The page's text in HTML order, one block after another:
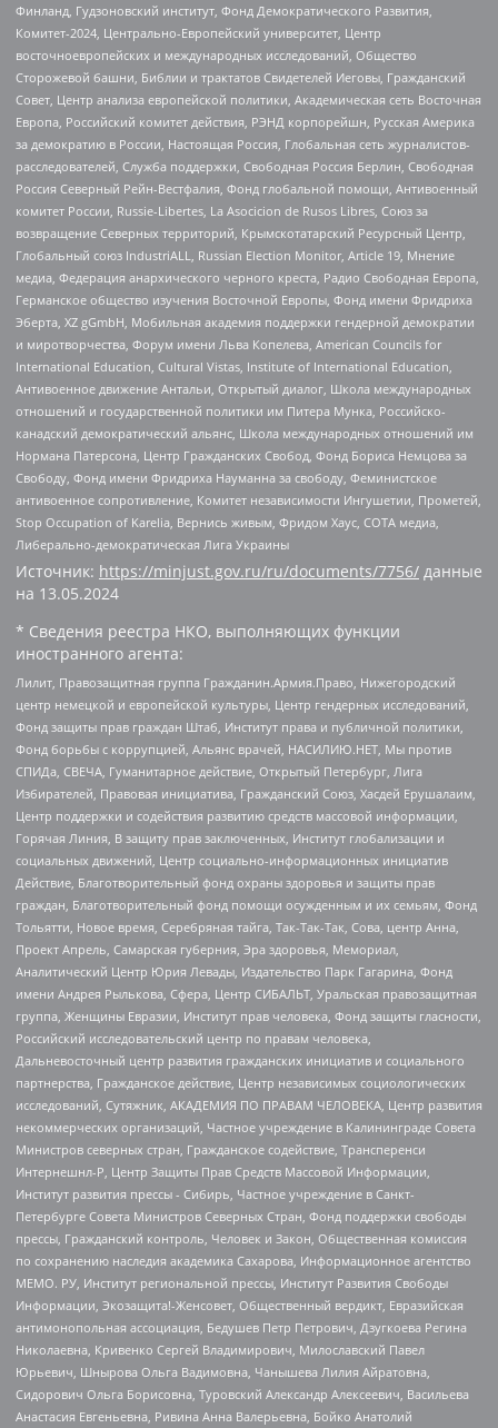
Финланд, Гудзоновский институт, Фонд Демократического Развития,
Комитет-2024, Центрально-Европейский университет, Центр
восточноевропейских и международных исследований, Общество
Сторожевой башни, Библии и трактатов Свидетелей Иеговы, Гражданский
Совет, Центр анализа европейской политики, Академическая сеть Восточная
Европа, Российский комитет действия, РЭНД корпорейшн, Русская Америка
за демократию в России, Настоящая Россия, Глобальная сеть журналистов-
расследователей, Служба поддержки, Свободная Россия Берлин, Свободная
Россия Северный Рейн-Вестфалия, Фонд глобальной помощи, Антивоенный
комитет России, Russie-Libertes, La Asocicion de Rusos Libres, Союз за
возвращение Северных территорий, Крымскотатарский Ресурсный Центр,
Глобальный союз IndustriALL, Russian Election Monitor, Article 19, Мнение
медиа, Федерация анархического черного креста, Радио Свободная Европа,
Германское общество изучения Восточной Европы, Фонд имени Фридриха
Эберта, XZ gGmbH, Мобильная академия поддержки гендерной демократии
и миротворчества, Форум имени Льва Копелева, American Councils for
International Education, Cultural Vistas, Institute of International Education,
Антивоенное движение Антальи, Открытый диалог, Школа международных
отношений и государственной политики им Питера Мунка, Российско-
канадский демократический альянс, Школа международных отношений им
Нормана Патерсона, Центр Гражданских Свобод, Фонд Бориса Немцова за
Свободу, Фонд имени Фридриха Науманна за свободу, Феминистское
антивоенное сопротивление, Комитет независимости Ингушетии, Прометей,
Stop Occupation of Karelia, Вернись живым, Фридом Хаус, СОТА медиа,
Либерально-демократическая Лига Украины
Источник: https://minjust.gov.ru/ru/documents/7756/ данные
на 13.05.2024
* Сведения реестра НКО, выполняющих функции
иностранного агента:
Лилит, Правозащитная группа Гражданин.Армия.Право, Нижегородский
центр немецкой и европейской культуры, Центр гендерных исследований,
Фонд защиты прав граждан Штаб, Институт права и публичной политики,
Фонд борьбы с коррупцией, Альянс врачей, НАСИЛИЮ.НЕТ, Мы против
СПИДа, СВЕЧА, Гуманитарное действие, Открытый Петербург, Лига
Избирателей, Правовая инициатива, Гражданский Союз, Хасдей Ерушалаим,
Центр поддержки и содействия развитию средств массовой информации,
Горячая Линия, В защиту прав заключенных, Институт глобализации и
социальных движений, Центр социально-информационных инициатив
Действие, Благотворительный фонд охраны здоровья и защиты прав
граждан, Благотворительный фонд помощи осужденным и их семьям, Фонд
Тольятти, Новое время, Серебряная тайга, Так-Так-Так, Сова, центр Анна,
Проект Апрель, Самарская губерния, Эра здоровья, Мемориал,
Аналитический Центр Юрия Левады, Издательство Парк Гагарина, Фонд
имени Андрея Рылькова, Сфера, Центр СИБАЛЬТ, Уральская правозащитная
группа, Женщины Евразии, Институт прав человека, Фонд защиты гласности,
Российский исследовательский центр по правам человека,
Дальневосточный центр развития гражданских инициатив и социального
партнерства, Гражданское действие, Центр независимых социологических
исследований, Сутяжник, АКАДЕМИЯ ПО ПРАВАМ ЧЕЛОВЕКА, Центр развития
некоммерческих организаций, Частное учреждение в Калининграде Совета
Министров северных стран, Гражданское содействие, Трансперенси
Интернешнл-Р, Центр Защиты Прав Средств Массовой Информации,
Институт развития прессы - Сибирь, Частное учреждение в Санкт-
Петербурге Совета Министров Северных Стран, Фонд поддержки свободы
прессы, Гражданский контроль, Человек и Закон, Общественная комиссия
по сохранению наследия академика Сахарова, Информационное агентство
МЕМО. РУ, Институт региональной прессы, Институт Развития Свободы
Информации, Экозащита!-Женсовет, Общественный вердикт, Евразийская
антимонопольная ассоциация, Бедушев Петр Петрович, Дзугкоева Регина
Николаевна, Кривенко Сергей Владимирович, Милославский Павел
Юрьевич, Шнырова Ольга Вадимовна, Чанышева Лилия Айратовна,
Сидорович Ольга Борисовна, Туровский Александр Алексеевич, Васильева
Анастасия Евгеньевна, Ривина Анна Валерьевна, Бойко Анатолий